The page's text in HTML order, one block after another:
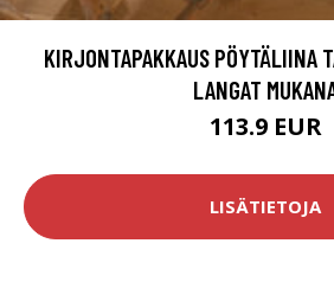
KIRJONTAPAKKAUS PÖYTÄLIINA
LANGAT
113.9 EUR
LISÄTIETOJA